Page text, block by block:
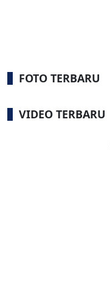
FOTO TERBARU
VIDEO TERBARU